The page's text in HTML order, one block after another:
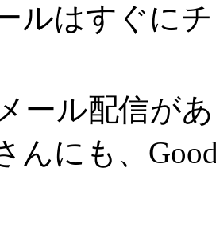
ルはすぐに
ール配信が
んにも、